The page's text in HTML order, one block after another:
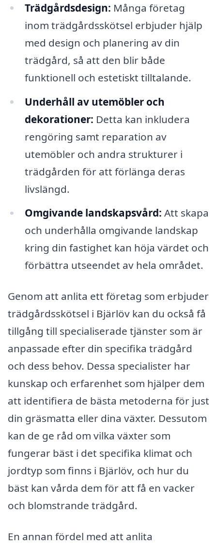
Trädgårdsdesign: Många företag
inom trädgårdsskötsel erbjuder hjälp
med design och planering av din
trädgård, så att den blir både
funktionell och estetiskt tilltalande.
Underhåll av utemöbler och
dekorationer: Detta kan inkludera
rengöring samt reparation av
utemöbler och andra strukturer i
trädgården för att förlänga deras
livslängd.
Omgivande landskapsvård: Att skapa
och underhålla omgivande landskap
kring din fastighet kan höja värdet och
förbättra utseendet av hela området.
Genom att anlita ett företag som erbjuder
trädgårdsskötsel i Bjärlöv kan du också få
tillgång till specialiserade tjänster som är
anpassade efter din specifika trädgård
och dess behov. Dessa specialister har
kunskap och erfarenhet som hjälper dem
att identifiera de bästa metoderna för just
din gräsmatta eller dina växter. Dessutom
kan de ge råd om vilka växter som
fungerar bäst i det specifika klimat och
jordtyp som finns i Bjärlöv, och hur du
bäst kan vårda dem för att få en vacker
och blomstrande trädgård.
En annan fördel med att anlita